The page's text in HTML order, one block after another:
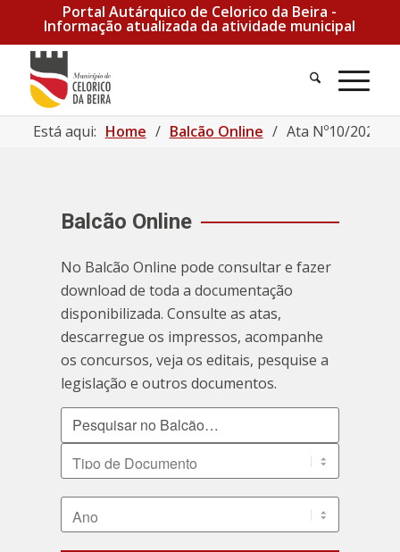
Portal Autárquico de Celorico da Beira -
Informação atualizada da atividade municipal
Está aqui: Home / Balcão Online / Ata Nº10/2025 |
Balcão Online
No Balcão Online pode consultar e fazer
download de toda a documentação
disponibilizada. Consulte as atas,
descarregue os impressos, acompanhe
os concursos, veja os editais, pesquise a
legislação e outros documentos.
Pesquisar no Balcão